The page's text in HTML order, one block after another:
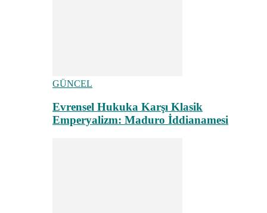
GÜNCEL
Evrensel Hukuka Karşı Klasik
Emperyalizm: Maduro İddianamesi